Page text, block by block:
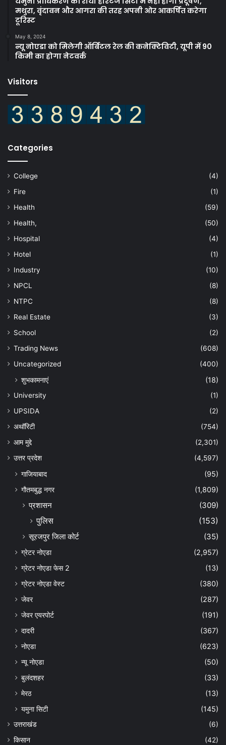
मथुरा, वृंदावन और आगरा की तरह अपनी ओर आकर्षित करेगा
टूरिस्ट
May 8, 2024
न्यू नोएडा को मिलेगी ऑर्बिटल रेल की कनेक्टिविटी, यूपी में 90
किमी का होगा नेटवर्क
Visitors
Categories
College
(4)
Fire
(1)
Health
(59)
Health,
(50)
Hospital
(4)
Hotel
(1)
Industry
(10)
NPCL
(8)
NTPC
(8)
Real Estate
(3)
School
(2)
Trading News
(608)
Uncategorized
(400)
शुभकामनाएं (18)
University
(1)
UPSIDA
(2)
अथॉरिटी
(754)
आम मुद्दे
(2,301)
उत्तर प्रदेश
(4,597)
गाजियाबाद
(95)
गौतमबुद्ध नगर
(1,809)
प्रशासन
(309)
पुलिस
(153)
सूरजपुर जिला कोर्ट
(35)
ग्रेटर नोएडा
(2,957)
ग्रेटर नोएडा फेस 2
(13)
ग्रेटर नोएडा वेस्ट
(380)
जेवर
(287)
जेवर एयरपोर्ट
(191)
दादरी
(367)
नोएडा
(623)
न्यू नोएडा
(50)
बुलंदशहर
(33)
मेरठ
(13)
यमुना सिटी
(145)
उत्तराखंड
(6)
किसान
(42)